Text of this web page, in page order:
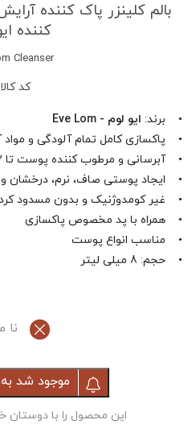
بالم کلینزر پاک کننده
کننده
Cleanser
کد
• برند: ایو لوم - Eve Lom
• پاکسازی کامل تمام آلودگی و
• آبرسانی و مرطوب کننده پوست تا 12 ساعت
• ایجاد پوستی صاف، نرم، درخشان و
• غیر کومدوژنیک و بدون مسدود
• همراه با پد مخصوص پاکسازی
• مناسب انواع پوست
• حجم: 8 میلی لیتر
نا
موجود شد
این محصول را با دوستان